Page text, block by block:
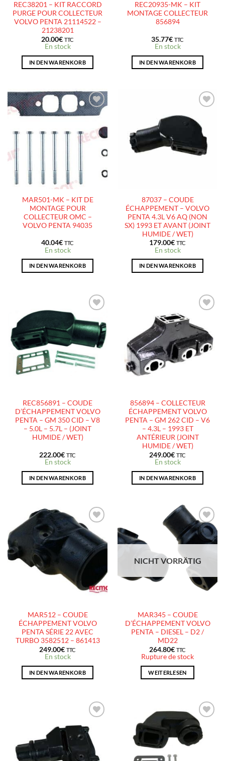
REC38201 – KIT RACCORD
PURGE POUR COLLECTEUR
VOLVO PENTA 21114522 –
21238201
20.00€ TTC
En stock
IN DEN WARENKORB
REC20935-MK – KIT
MONTAGE COLLECTEUR
856894
35.77€ TTC
En stock
IN DEN WARENKORB
AJOUTER
LISTE
D’ENVIES
MAR501-MK – KIT DE
MONTAGE POUR
COLLECTEUR OMC –
VOLVO PENTA 94035
40.04€ TTC
En stock
IN DEN WARENKORB
AJOUTER
À LA
87037 – COUDE
ÉCHAPPEMENT – VOLVO
PENTA 4.3L V6 AQ (NON
SX) 1993 ET AVANT (JOINT
HUMIDE / WET)
179.00€ TTC
En stock
IN DEN WARENKORB
AJOUTER
À LA
LISTE
D’ENVIES
REC856891 – COUDE
D’ÉCHAPPEMENT VOLVO
PENTA – GM 350 CID – V8
– 5.0L – 5.7L – (JOINT
HUMIDE / WET)
222.00€ TTC
En stock
IN DEN WARENKORB
AJOUTER
À LA
LISTE
D’ENVIES
856894 – COLLECTEUR
ÉCHAPPEMENT VOLVO
PENTA – GM 262 CID – V6
– 4.3L – 1993 ET
ANTÉRIEUR (JOINT
HUMIDE / WET)
249.00€ TTC
En stock
IN DEN WARENKORB
AJOUTER
À LA
LISTE
D’ENVIES
MAR512 – COUDE
ÉCHAPPEMENT VOLVO
PENTA SÉRIE 22 AVEC
TURBO 3582512 – 861413
249.00€ TTC
En stock
IN DEN WARENKORB
AJOUTER
À LA
D’ENVIES
NICHT VORRÄTIG
MAR345 – COUDE
D’ÉCHAPPEMENT VOLVO
PENTA – DIESEL – D2 /
MD22
264.80€ TTC
Rupture de stock
WEITERLESEN
AJOUTER
À LA
LISTE
D’ENVIES
AJOUTER
À LA
LISTE